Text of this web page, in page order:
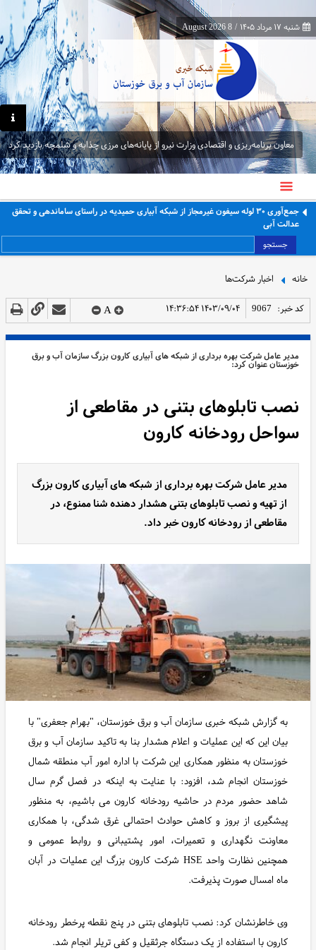
شنبه ۱۷ مرداد ۱۴۰۵ /
8 August 2026
معاون برنامه‌ریزی و اقتصادی وزارت نیرو از پایانه‌های مرزی چذابه و شلمچه بازدید کرد
جمع‌آوری ۳۰ لوله سیفون غیرمجاز از شبکه آبیاری حمیدیه در راستای ساماندهی و تحقق
عدالت آبی
جستجو
خانه اخبار شرکت‌ها
کد خبر: 9067 ۱۴۰۳/۰۹/۰۴ ۱۴:۳۶:۵۴ A
مدیر عامل شرکت بهره برداری از شبکه های آبیاری کارون بزرگ سازمان آب و برق
خوزستان عنوان کرد:
نصب تابلوهای بتنی در مقاطعی از
سواحل رودخانه کارون
مدیر عامل شرکت بهره برداری از شبکه های آبیاری کارون بزرگ
از تهیه و نصب تابلوهای بتنی هشدار دهنده شنا ممنوع، در
مقاطعی از رودخانه کارون خبر داد.
به گزارش شبکه خبری سازمان آب و برق خوزستان، "بهرام جعفری" با
بیان این که این عملیات و اعلام هشدار بنا به تاکید سازمان آب و برق
خوزستان به منظور همکاری این شرکت با اداره امور آب منطقه شمال
خوزستان انجام شد، افزود: با عنایت به اینکه در فصل گرم سال
شاهد حضور مردم در حاشیه رودخانه کارون می باشیم، به منظور
پیشگیری از بروز و کاهش حوادث احتمالی غرق شدگی، با همکاری
معاونت نگهداری و تعمیرات، امور پشتیبانی و روابط عمومی و
همچنین نظارت واحد HSE شرکت کارون بزرگ این عملیات در آبان
ماه امسال صورت پذیرفت.
وی خاطرنشان کرد: نصب تابلوهای بتنی در پنج نقطه پرخطر رودخانه
کارون با استفاده از یک دستگاه جرثقیل و کفی تریلر انجام شد.